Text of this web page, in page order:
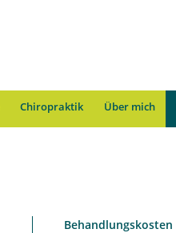
Chiropraktik Über mich
Behandlungskosten